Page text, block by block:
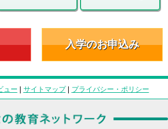
入学のお申込み
ュー | サイトマップ| プライバシー・ポリシー